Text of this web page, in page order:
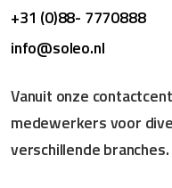
+31 (0)88- 7770888
info@soleo.nl
Vanuit onze
medewerkers voor
verschillende branches.